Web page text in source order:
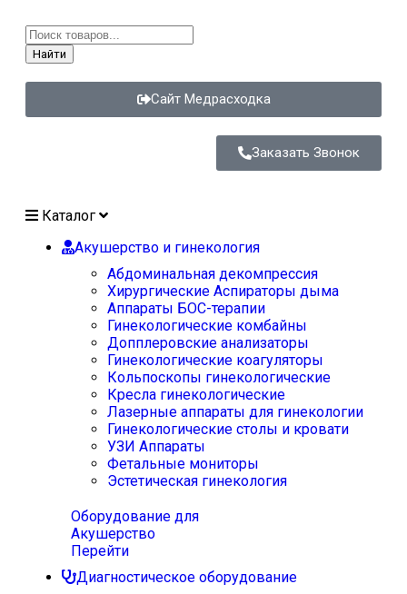
Найти
Сайт Медрасходка
Заказать Звонок
Каталог
Акушерство и гинекология
Абдоминальная декомпрессия
Хирургические Аспираторы дыма
Аппараты БОС-терапии
Гинекологические комбайны
Допплеровские анализаторы
Гинекологические коагуляторы
Кольпоскопы гинекологические
Кресла гинекологические
Лазерные аппараты для гинекологии
Гинекологические столы и кровати
УЗИ Аппараты
Фетальные мониторы
Эстетическая гинекология
Оборудование для
Акушерство
Перейти
Диагностическое оборудование